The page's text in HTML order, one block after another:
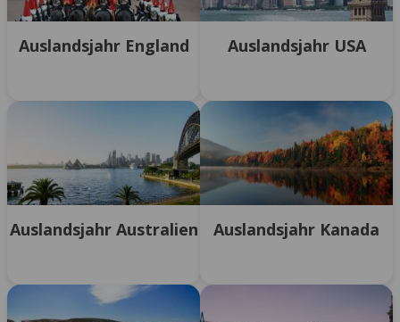
Auslandsjahr England Auslandsjahr USA
Auslandsjahr Australien Auslandsjahr Kanada